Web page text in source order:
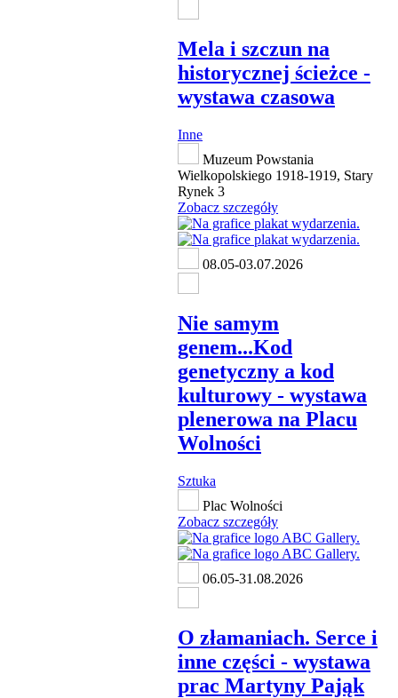
Mela i szczun na
historycznej ścieżce -
wystawa czasowa
Inne
Muzeum Powstania
Wielkopolskiego 1918-1919, Stary
Rynek 3
Zobacz szczegóły
08.05-03.07.2026
Nie samym
genem...Kod
genetyczny a kod
kulturowy - wystawa
plenerowa na Placu
Wolności
Sztuka
Plac Wolności
Zobacz szczegóły
06.05-31.08.2026
O złamaniach. Serce i
inne części - wystawa
prac Martyny Pająk